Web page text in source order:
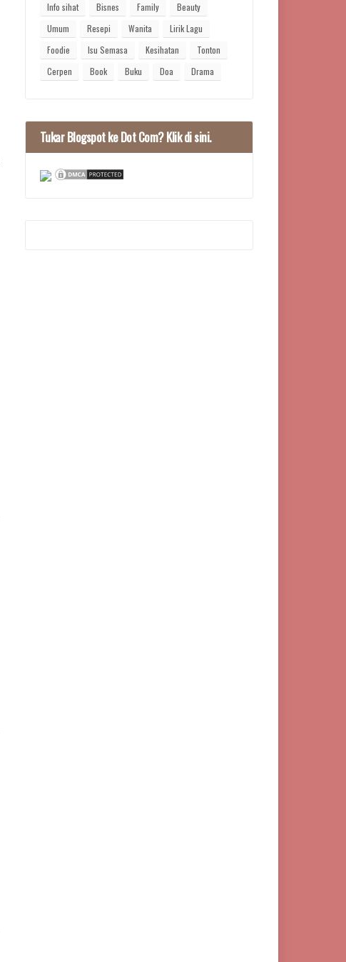
Info sihat
Bisnes Family
Beauty
Umum
Resepi Wanita
Lirik Lagu
Foodie
Isu Semasa Kesihatan
Tonton
Cerpen
Book Buku Doa Drama
Tukar Blogspot ke Dot Com? Klik di sini.